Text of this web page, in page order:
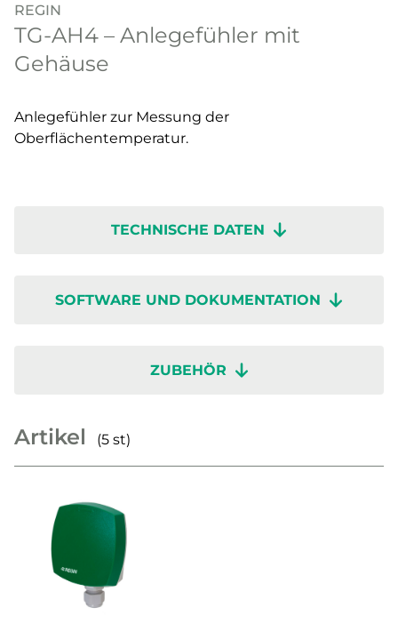
REGIN
TG-AH4 – Anlegefühler mit
Gehäuse
Anlegefühler zur Messung der
Oberflächentemperatur.
TECHNISCHE DATEN
SOFTWARE UND DOKUMENTATION
ZUBEHÖR
Artikel (5 st)